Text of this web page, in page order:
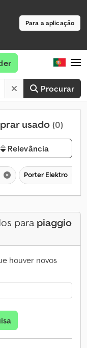
Para a aplicação
Procurar
usado (0)
Relevância
Porter Elektro
parapiaggio
houver novos